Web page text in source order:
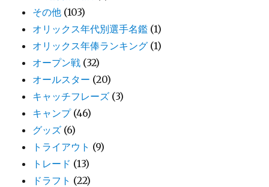
その他 (103)
オリックス年代別選手名鑑 (1)
オリックス年俸ランキング (1)
オープン戦 (32)
オールスター (20)
キャッチフレーズ (3)
キャンプ(46)
グッズ (6)
トライアウト (9)
トレード (13)
ドラフト (22)